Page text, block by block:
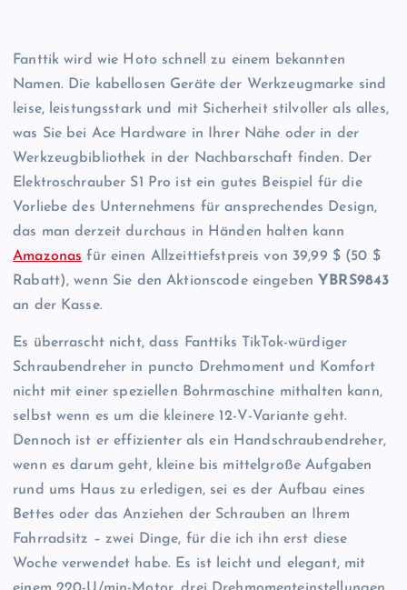
Fanttik wird wie Hoto schnell zu einem bekannten
Namen. Die kabellosen Geräte der Werkzeugmarke sind
leise, leistungsstark und mit Sicherheit stilvoller als alles,
was Sie bei Ace Hardware in Ihrer Nähe oder in der
Werkzeugbibliothek in der Nachbarschaft finden. Der
Elektroschrauber S1 Pro ist ein gutes Beispiel für die
Vorliebe des Unternehmens für ansprechendes Design,
das man derzeit durchaus in Händen halten kann
Amazonas für einen Allzeittiefstpreis von 39,99 $ (50 $
Rabatt), wenn Sie den Aktionscode eingeben YBRS9843
an der Kasse.
Es überrascht nicht, dass Fanttiks TikTok-würdiger
Schraubendreher in puncto Drehmoment und Komfort
nicht mit einer speziellen Bohrmaschine mithalten kann,
selbst wenn es um die kleinere 12-V-Variante geht.
Dennoch ist er effizienter als ein Handschraubendreher,
wenn es darum geht, kleine bis mittelgroße Aufgaben
rund ums Haus zu erledigen, sei es der Aufbau eines
Bettes oder das Anziehen der Schrauben an Ihrem
Fahrradsitz – zwei Dinge, für die ich ihn erst diese
Woche verwendet habe. Es ist leicht und elegant, mit